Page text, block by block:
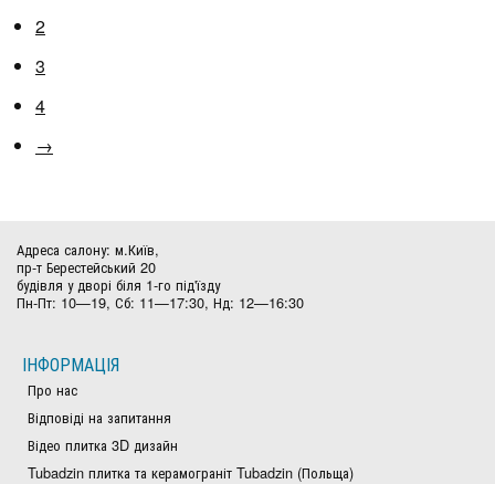
2
3
4
→
Адреса салону: м.Київ,
пр-т Берестейський 20
будівля у дворі біля 1-го під'їзду
Пн-Пт: 10—19, Сб: 11—17:30, Нд: 12—16:30
ІНФОРМАЦІЯ
Про нас
Відповіді на запитання
Відео плитка 3D дизайн
Tubadzin плитка та керамограніт Tubadzin (Польща)